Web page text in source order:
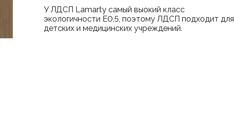
У ЛДСП Lamarty самый выокий класс
экологичности Е0,5, поэтому ЛДСП подходит для
детских и медицинских учреждений.